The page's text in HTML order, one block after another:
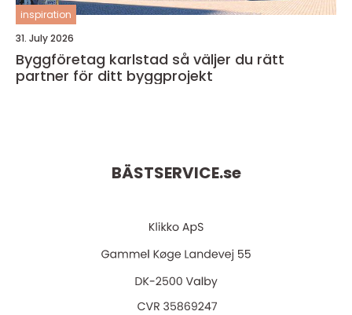
inspiration
31. July 2026
Byggföretag karlstad så väljer du rätt
partner för ditt byggprojekt
BÄSTSERVICE.se